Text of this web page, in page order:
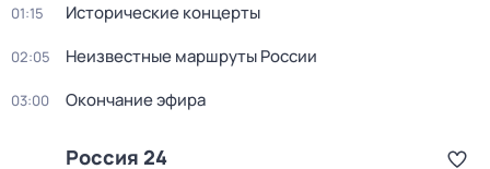
01:15 Исторические концерты
02:05 Неизвестные маршруты России
03:00 Окончание эфира
Россия 24